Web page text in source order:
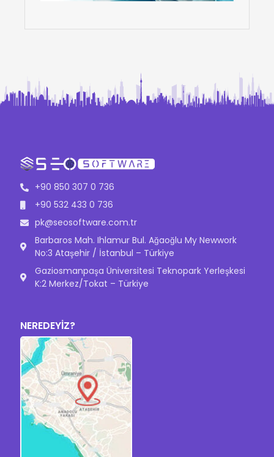
+90 850 307 0 736
+90 532 433 0 736
pk@seosoftware.com.tr
Barbaros Mah. Ihlamur Bul. Ağaoğlu My Newwork
No:3 Ataşehir / İstanbul – Türkiye
Gaziosmanpaşa Üniversitesi Teknopark Yerleşkesi
K:2 Merkez/Tokat – Türkiye
NEREDEYİZ?